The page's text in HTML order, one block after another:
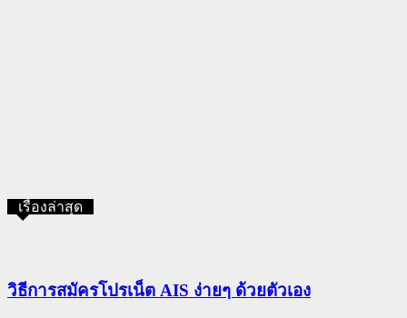
เรื่องล่าสุด
วิธีการสมัครโปรเน็ต AIS ง่ายๆ ด้วยตัวเอง